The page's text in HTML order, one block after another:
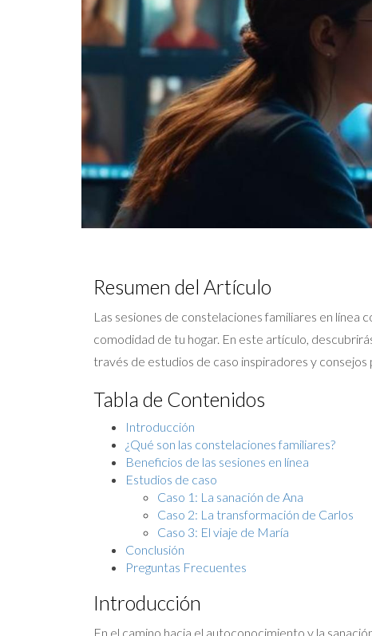
Resumen del Artículo
Las sesiones de constelaciones familiares en línea
comodidad de tu hogar. En este artículo,
través de estudios de caso inspiradores y
Tabla de Contenidos
Introducción
¿Qué son las constelaciones familiares?
Beneficios de las sesiones en línea
Estudios de caso
Caso 1: La sanación de Ana
Caso 2: La transformación de Carlos
Caso 3: El viaje de María
Conclusión
Preguntas Frecuentes
Introducción
En el camino hacia el autoconocimiento y la